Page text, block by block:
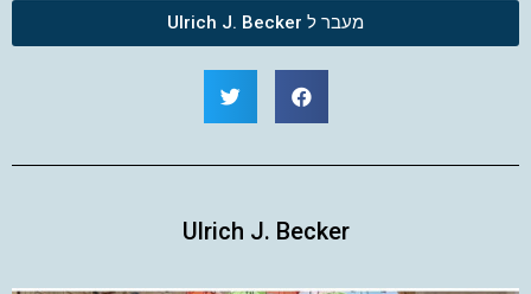
מעבר ל Ulrich J. Becker
Ulrich J. Becker